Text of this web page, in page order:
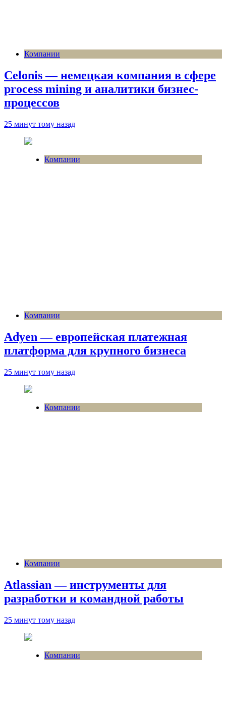
Компании
Celonis — немецкая компания в сфере
process mining и аналитики бизнес-
процессов
25 минут тому назад
Компании
Компании
Adyen — европейская платежная
платформа для крупного бизнеса
25 минут тому назад
Компании
Компании
Atlassian — инструменты для
разработки и командной работы
25 минут тому назад
Компании